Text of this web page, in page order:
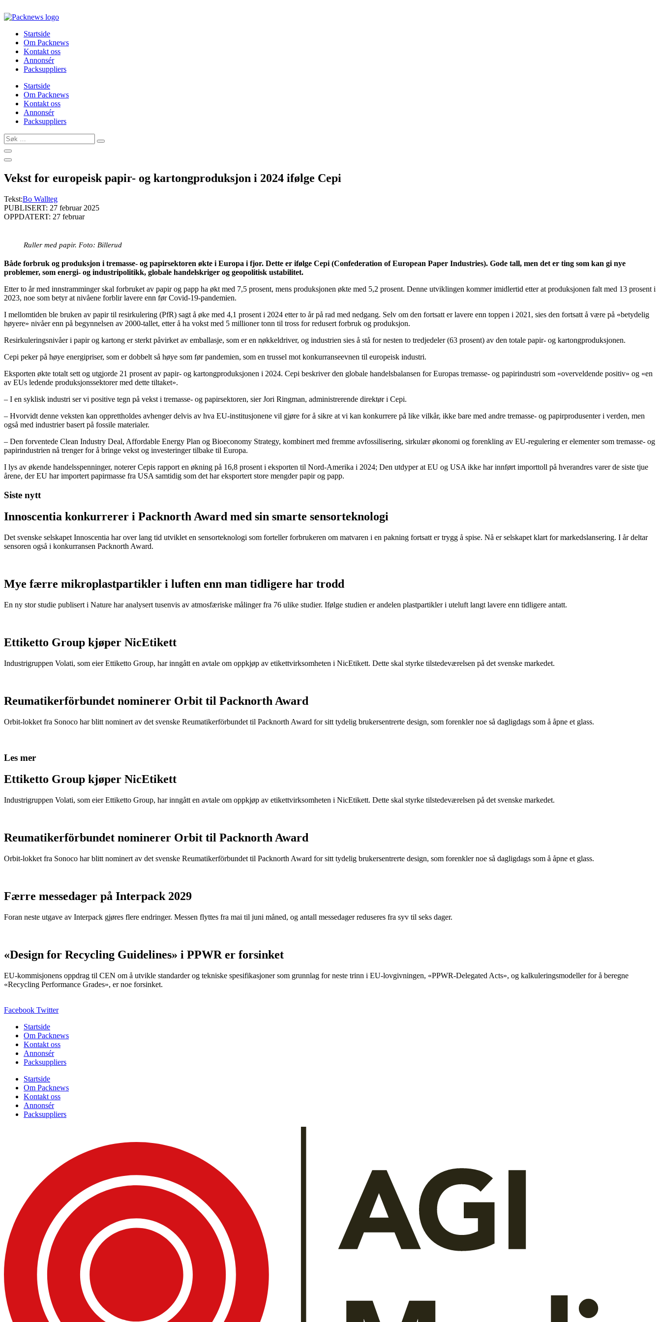
to
Startside
Om Packnews
Kontakt oss
Annonsér
Packsuppliers
Startside
Om Packnews
Kontakt oss
Annonsér
Packsuppliers
Søk
…
Vekst for europeisk papir- og kartongproduksjon i 2024 ifølge Cepi
Tekst:Bo Wallteg
PUBLISERT: 27 februar 2025
OPPDATERT: 27 februar
Ruller med papir. Foto: Billerud
Både forbruk og produksjon i tremasse- og papirsektoren økte i Europa i fjor. Dette er ifølge Cepi (Confederation of European Paper Industries). Gode ​​tall, men det er ting som kan gi nye
problemer, som energi- og industripolitikk, globale handelskriger og geopolitisk ustabilitet.
Etter to år med innstramminger skal forbruket av papir og papp ha økt med 7,5 prosent, mens produksjonen økte med 5,2 prosent. Denne utviklingen kommer imidlertid etter at produksjonen falt med 13 prosent i
2023, noe som betyr at nivåene forblir lavere enn før Covid-19-pandemien.
I mellomtiden ble bruken av papir til resirkulering (PfR) sagt å øke med 4,1 prosent i 2024 etter to år på rad med nedgang. Selv om den fortsatt er lavere enn toppen i 2021, sies den fortsatt å være på «betydelig
høyere» nivåer enn på begynnelsen av 2000-tallet, etter å ha vokst med 5 millioner tonn til tross for redusert forbruk og produksjon.
Resirkuleringsnivåer i papir og kartong er sterkt påvirket av emballasje, som er en nøkkeldriver, og industrien sies å stå for nesten to tredjedeler (63 prosent) av den totale papir- og kartongproduksjonen.
Cepi peker på høye energipriser, som er dobbelt så høye som før pandemien, som en trussel mot konkurranseevnen til europeisk industri.
Eksporten økte totalt sett og utgjorde 21 prosent av papir- og kartongproduksjonen i 2024. Cepi beskriver den globale handelsbalansen for Europas tremasse- og papirindustri som «overveldende positiv» og «en
av EUs ledende produksjonssektorer med dette tiltaket».
– I en syklisk industri ser vi positive tegn på vekst i tremasse- og papirsektoren, sier Jori Ringman, administrerende direktør i Cepi.
– Hvorvidt denne veksten kan opprettholdes avhenger delvis av hva EU-institusjonene vil gjøre for å sikre at vi kan konkurrere på like vilkår, ikke bare med andre tremasse- og papirprodusenter i verden, men
også med industrier basert på fossile materialer.
– Den forventede Clean Industry Deal, Affordable Energy Plan og Bioeconomy Strategy, kombinert med fremme avfossilisering, sirkulær økonomi og forenkling av EU-regulering er elementer som tremasse- og
papirindustrien nå trenger for å bringe vekst og investeringer tilbake til Europa.
I lys av økende handelsspenninger, noterer Cepis rapport en økning på 16,8 prosent i eksporten til Nord-Amerika i 2024; Den utdyper at EU og USA ikke har innført importtoll på hverandres varer de siste tjue
årene, der EU har importert papirmasse fra USA samtidig som det har eksportert store mengder papir og papp.
Siste nytt
Innoscentia konkurrerer i Packnorth Award med sin smarte sensorteknologi
Det svenske selskapet Innoscentia har over lang tid utviklet en sensorteknologi som forteller forbrukeren om matvaren i en pakning fortsatt er trygg å spise. Nå er selskapet klart for markedslansering. I år deltar
sensoren også i konkurransen Packnorth Award.
Mye færre mikroplastpartikler i luften enn man tidligere har trodd
En ny stor studie publisert i Nature har analysert tusenvis av atmosfæriske målinger fra 76 ulike studier. Ifølge studien er andelen plastpartikler i uteluft langt lavere enn tidligere antatt.
Ettiketto Group kjøper NicEtikett
Industrigruppen Volati, som eier Ettiketto Group, har inngått en avtale om oppkjøp av etikettvirksomheten i NicEtikett. Dette skal styrke tilstedeværelsen på det svenske markedet.
Reumatikerförbundet nominerer Orbit til Packnorth Award
Orbit-lokket fra Sonoco har blitt nominert av det svenske Reumatikerförbundet til Packnorth Award for sitt tydelig brukersentrerte design, som forenkler noe så dagligdags som å åpne et glass.
Les mer
Ettiketto Group kjøper NicEtikett
Industrigruppen Volati, som eier Ettiketto Group, har inngått en avtale om oppkjøp av etikettvirksomheten i NicEtikett. Dette skal styrke tilstedeværelsen på det svenske markedet.
Reumatikerförbundet nominerer Orbit til Packnorth Award
Orbit-lokket fra Sonoco har blitt nominert av det svenske Reumatikerförbundet til Packnorth Award for sitt tydelig brukersentrerte design, som forenkler noe så dagligdags som å åpne et glass.
Færre messedager på Interpack 2029
Foran neste utgave av Interpack gjøres flere endringer. Messen flyttes fra mai til juni måned, og antall messedager reduseres fra syv til seks dager.
«Design for Recycling Guidelines» i PPWR er forsinket
EU-kommisjonens oppdrag til CEN om å utvikle standarder og tekniske spesifikasjoner som grunnlag for neste trinn i EU-lovgivningen, «PPWR-Delegated Acts», og kalkuleringsmodeller for å beregne
«Recycling Performance Grades», er noe forsinket.
Facebook Twitter
Startside
Om Packnews
Kontakt oss
Annonsér
Packsuppliers
Startside
Om Packnews
Kontakt oss
Annonsér
Packsuppliers